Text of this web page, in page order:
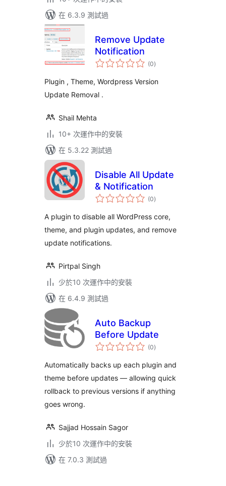
在 6.3.9 測試過
Remove Update
Notification
(0總
評)
Plugin , Theme, Wordpress Version
Update Removal .
Shail Mehta
10+ 次運作中的安裝
在 5.3.22 測試過
Disable All Update
& Notification
(0總
評)
A plugin to disable all WordPress core,
theme, and plugin updates, and remove
update notifications.
Pirtpal Singh
少於10 次運作中的安裝
在 6.4.9 測試過
Auto Backup
Before Update
(0總
評)
Automatically backs up each plugin and
theme before updates — allowing quick
rollback to previous versions if anything
goes wrong.
Sajjad Hossain Sagor
少於10 次運作中的安裝
在 7.0.3 測試過